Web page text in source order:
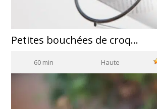
Petites bouchées de croquettes aux crevettes rouges
60 min Haute